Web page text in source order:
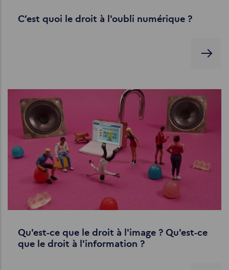
C’est quoi le droit à l'oubli numérique ?
Qu'est-ce que le droit à l'image ? Qu'est-ce
que le droit à l'information ?